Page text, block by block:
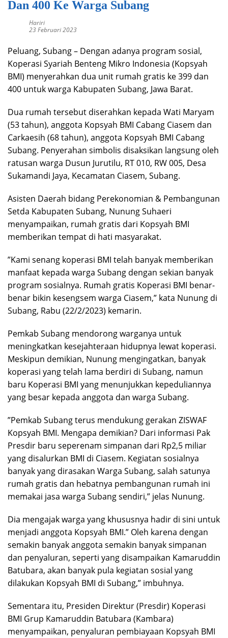
Dan 400 Ke Warga Subang
Hariri
23 Februari 2023
Peluang, Subang – Dengan adanya program sosial,
Koperasi Syariah Benteng Mikro Indonesia (Kopsyah
BMI) menyerahkan dua unit rumah gratis ke 399 dan
400 untuk warga Kabupaten Subang, Jawa Barat.
Dua rumah tersebut diserahkan kepada Wati Maryam
(53 tahun), anggota Kopsyah BMI Cabang Ciasem dan
Carkaesih (68 tahun), anggota Kopsyah BMI Cabang
Subang. Penyerahan simbolis disaksikan langsung oleh
ratusan warga Dusun Jurutilu, RT 010, RW 005, Desa
Sukamandi Jaya, Kecamatan Ciasem, Subang.
Asisten Daerah bidang Perekonomian & Pembangunan
Setda Kabupaten Subang, Nunung Suhaeri
menyampaikan, rumah gratis dari Kopsyah BMI
memberikan tempat di hati masyarakat.
”Kami senang koperasi BMI telah banyak memberikan
manfaat kepada warga Subang dengan sekian banyak
program sosialnya. Rumah gratis Koperasi BMI benar-
benar bikin kesengsem warga Ciasem,” kata Nunung di
Subang, Rabu (22/2/2023) kemarin.
Pemkab Subang mendorong warganya untuk
meningkatkan kesejahteraan hidupnya lewat koperasi.
Meskipun demikian, Nunung mengingatkan, banyak
koperasi yang telah lama berdiri di Subang, namun
baru Koperasi BMI yang menunjukkan kepeduliannya
yang besar kepada anggota dan warga Subang.
”Pemkab Subang terus mendukung gerakan ZISWAF
Kopsyah BMI. Mengapa demikian? Dari informasi Pak
Presdir baru seperenam simpanan dari Rp2,5 miliar
yang disalurkan BMI di Ciasem. Kegiatan sosialnya
banyak yang dirasakan Warga Subang, salah satunya
rumah gratis dan hebatnya pembangunan rumah ini
memakai jasa warga Subang sendiri,” jelas Nunung.
Dia mengajak warga yang khususnya hadir di sini untuk
menjadi anggota Kopsyah BMI.” Oleh karena dengan
semakin banyak anggota semakin banyak simpanan
dan penyaluran, seperti yang disampaikan Kamaruddin
Batubara, akan banyak pula kegiatan sosial yang
dilakukan Kopsyah BMI di Subang,” imbuhnya.
Sementara itu, Presiden Direktur (Presdir) Koperasi
BMI Grup Kamaruddin Batubara (Kambara)
menyampaikan, penyaluran pembiayaan Kopsyah BMI